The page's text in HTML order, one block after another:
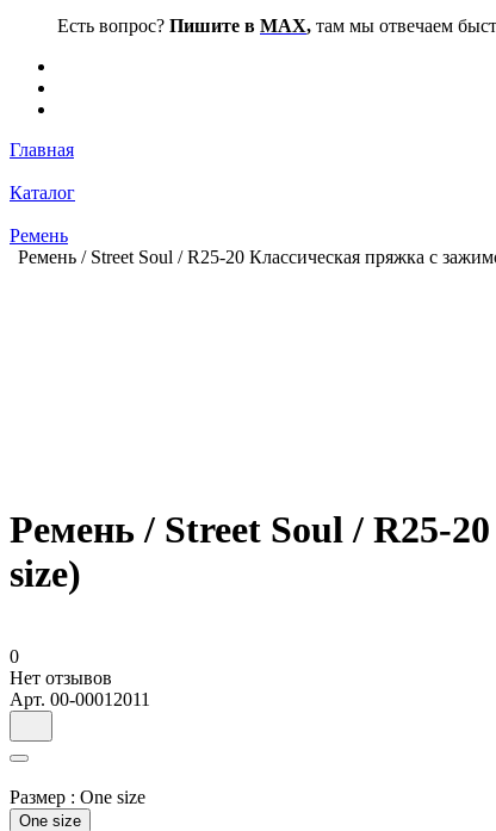
Есть вопрос? Пишите в MAX, там мы отвечаем
Главная
Каталог
Ремень
Ремень / Street Soul / R25-20 Классическая пряжка с
Ремень / Street Soul / R25-
size)
0
Нет отзывов
Арт. 00-00012011
Размер : One size
One size